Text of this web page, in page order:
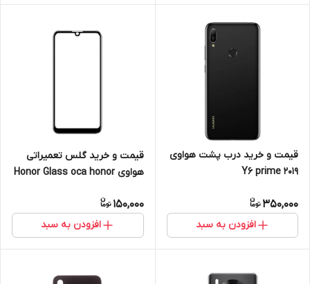
قیمت و خرید درب پشت هواوی
Y6 prime 2019
350,000
افزودن به سبد
قیمت و خرید گلس تعمیراتی
هواوی Honor Glass oca honor
150,000
افزودن به سبد